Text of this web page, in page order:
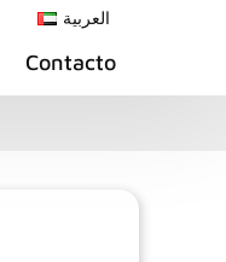
العربية
Contacto